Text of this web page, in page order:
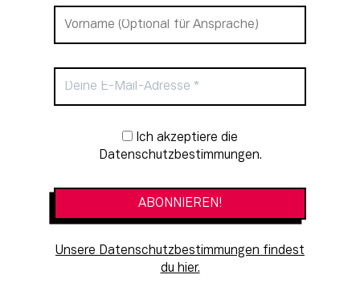
Newsletter-Anmeldung
Datenschutzbestimmungen.
Unsere Datenschutzbestimmungen findest
du hier.